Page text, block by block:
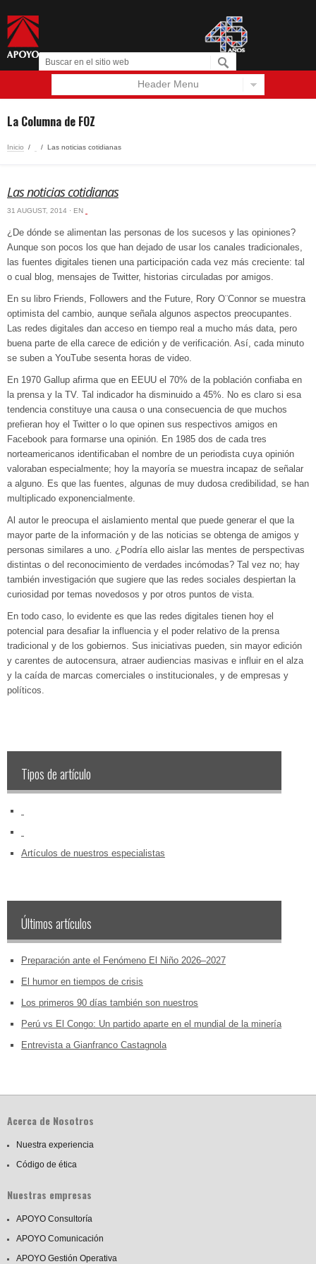
Header Menu
La Columna de FOZ
Inicio / / Las noticias cotidianas
Las noticias cotidianas
31 AUGUST, 2014 · EN
¿De dónde se alimentan las personas de los sucesos y las opiniones?
Aunque son pocos los que han dejado de usar los canales tradicionales,
las fuentes digitales tienen una participación cada vez más creciente: tal
o cual blog, mensajes de Twitter, historias circuladas por amigos.
En su libro Friends, Followers and the Future, Rory O¨Connor se muestra
optimista del cambio, aunque señala algunos aspectos preocupantes.
Las redes digitales dan acceso en tiempo real a mucho más data, pero
buena parte de ella carece de edición y de verificación. Así, cada minuto
se suben a YouTube sesenta horas de video.
En 1970 Gallup afirma que en EEUU el 70% de la población confiaba en
la prensa y la TV. Tal indicador ha disminuido a 45%. No es claro si esa
tendencia constituye una causa o una consecuencia de que muchos
prefieran hoy el Twitter o lo que opinen sus respectivos amigos en
Facebook para formarse una opinión. En 1985 dos de cada tres
norteamericanos identificaban el nombre de un periodista cuya opinión
valoraban especialmente; hoy la mayoría se muestra incapaz de señalar
a alguno. Es que las fuentes, algunas de muy dudosa credibilidad, se han
multiplicado exponencialmente.
Al autor le preocupa el aislamiento mental que puede generar el que la
mayor parte de la información y de las noticias se obtenga de amigos y
personas similares a uno. ¿Podría ello aislar las mentes de perspectivas
distintas o del reconocimiento de verdades incómodas? Tal vez no; hay
también investigación que sugiere que las redes sociales despiertan la
curiosidad por temas novedosos y por otros puntos de vista.
En todo caso, lo evidente es que las redes digitales tienen hoy el
potencial para desafiar la influencia y el poder relativo de la prensa
tradicional y de los gobiernos. Sus iniciativas pueden, sin mayor edición
y carentes de autocensura, atraer audiencias masivas e influir en el alza
y la caída de marcas comerciales o institucionales, y de empresas y
políticos.
Tipos de artículo
Artículos de nuestros especialistas
Últimos artículos
Preparación ante el Fenómeno El Niño 2026–2027
El humor en tiempos de crisis
Los primeros 90 días también son nuestros
Perú vs El Congo: Un partido aparte en el mundial de la minería
Entrevista a Gianfranco Castagnola
Acerca de Nosotros
Nuestra experiencia
Código de ética
Nuestras empresas
APOYO Consultoría
APOYO Comunicación
APOYO Gestión Operativa